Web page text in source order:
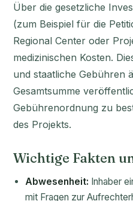
Über die gesetzliche
(zum Beispiel für die
Regional Center oder
medizinischen Kosten.
und staatliche Gebühren
Gesamtsumme
Gebührenordnung zu
des Projekts.
Wichtige Fakten
Abwesenheit: Inhaber
mit Fragen zur